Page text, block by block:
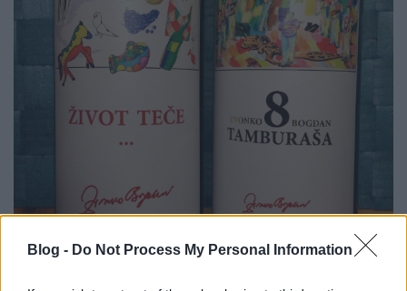
Blog - Do Not Process My Personal Information